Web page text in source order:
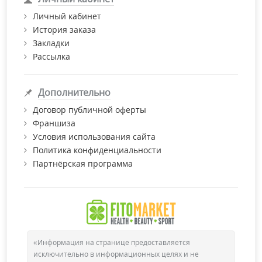
Личный кабинет
История заказа
Закладки
Рассылка
Дополнительно
Договор публичной оферты
Франшиза
Условия использования сайта
Политика конфиденциальности
Партнёрская программа
«Информация на странице предоставляется
исключительно в информационных целях и не